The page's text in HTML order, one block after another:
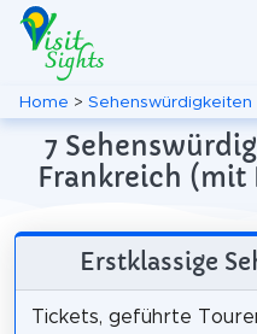
Home > Sehenswürdigkeiten
7
Frankreich (mit
Erstklassige
Tickets, geführte